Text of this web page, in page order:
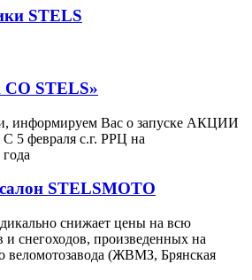
STELS
STELS»
информируем Вас о запуске АКЦИИ
февраля с.г. РРЦ на
STELSMOTO
снижает цены на всю
снегоходов, произведенных на
веломотозавода (ЖВМЗ, Брянская